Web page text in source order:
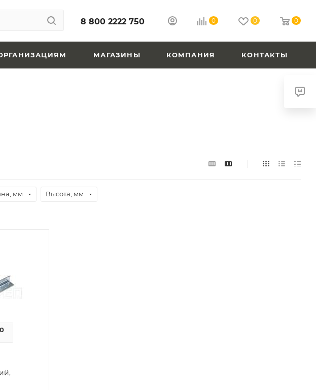
8 800 2222 750 0 0 0
МАГАЗИНЫ КОМПАНИЯ КОНТАКТЫ
мм Высота, мм
0